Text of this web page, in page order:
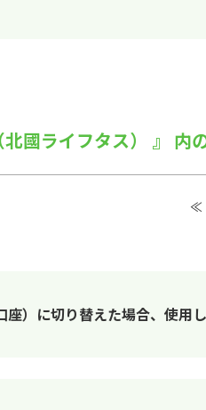
北國ライフタス） 』 内
≪
）に切り替えた場合、使用